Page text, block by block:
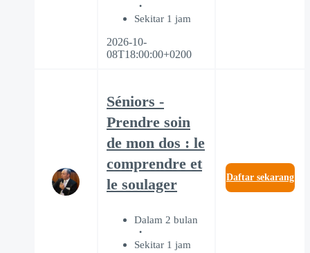
Sekitar 1 jam
2026-10-
08T18:00:00+0200
Séniors -
Prendre soin
de mon dos : le
comprendre et
le soulager
Dalam 2 bulan
Sekitar 1 jam
Daftar sekarang